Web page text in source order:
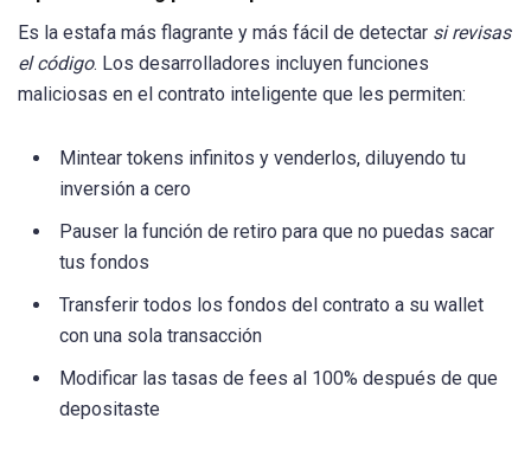
Es la estafa más flagrante y más fácil de detectar si revisas
el código. Los desarrolladores incluyen funciones
maliciosas en el contrato inteligente que les permiten:
Mintear tokens infinitos y venderlos, diluyendo tu
inversión a cero
Pauser la función de retiro para que no puedas sacar
tus fondos
Transferir todos los fondos del contrato a su wallet
con una sola transacción
Modificar las tasas de fees al 100% después de que
depositaste